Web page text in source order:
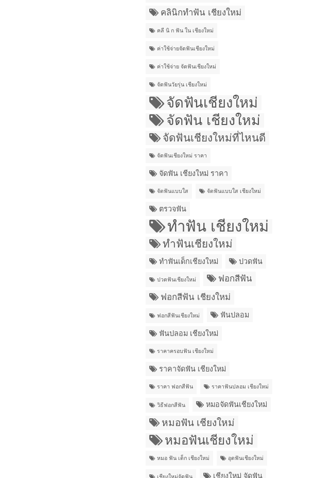
คลินิกทำฟัน เชียงใหม่
คลี นิ ก ฟัน ใน เชียงใหม่
ค่าใช้จ่ายจัดฟันเชียงใหม่
ค่าใช้จ่าย จัดฟันเชียงใหม่
จัดฟันวัยรุ่น เชียงใหม่
จัดฟันเชียงใหม่
จัดฟัน เชียงใหม่
จัดฟันเชียงใหม่ที่ไหนดี
จัดฟันเชียงใหม่ ราคา
จัดฟัน เชียงใหม่ ราคา
จัดฟันแบบใส จัดฟันแบบใส เชียงใหม่
ตรวจฟัน
ทำฟัน เชียงใหม่
ทำฟันเชียงใหม่
ทำฟันเด็กเชียงใหม่ ปวดฟัน
ปวดฟันเชียงใหม่
ฟอกสีฟัน
ฟอกสีฟัน เชียงใหม่
ฟอกสีฟันเชียงใหม่ ฟันปลอม
ฟันปลอม เชียงใหม่
ราคาครอบฟัน เชียงใหม่
ราคาจัดฟัน เชียงใหม่
ราคา ฟอกสีฟัน ราคาฟันปลอม เชียงใหม่
วิธีฟอกสีฟัน หมอจัดฟันเชียงใหม่
หมอฟัน เชียงใหม่
หมอฟันเชียงใหม่
หมอ ฟัน เด็ก เชียงใหม่ อุดฟันเชียงใหม่
เชียงใหม่จัดฟัน เชียงใหม่ จัดฟัน